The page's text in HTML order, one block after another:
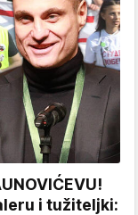
i tužiteljki: